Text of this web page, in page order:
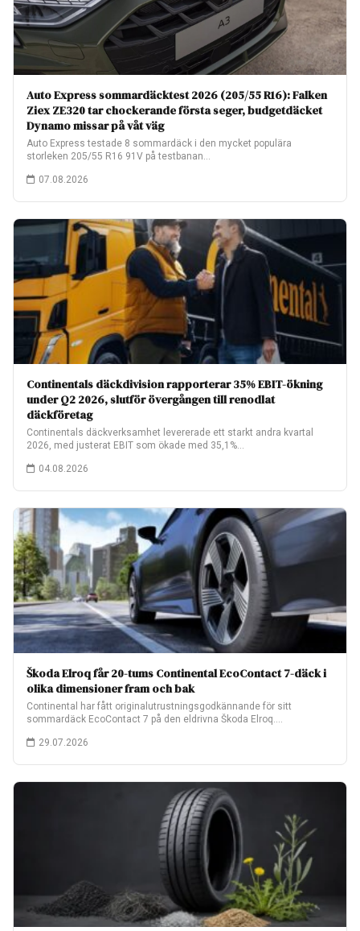
Auto Express sommardäcktest 2026 (205/55 R16): Falken
Ziex ZE320 tar chockerande första seger, budgetdäcket
Dynamo missar på våt väg
Auto Express testade 8 sommardäck i den mycket populära
storleken 205/55 R16 91V på testbanan…
07.08.2026
Continentals däckdivision rapporterar 35% EBIT-ökning
under Q2 2026, slutför övergången till renodlat
däckföretag
Continentals däckverksamhet levererade ett starkt andra kvartal
2026, med justerat EBIT som ökade med 35,1%…
04.08.2026
Škoda Elroq får 20-tums Continental EcoContact 7-däck i
olika dimensioner fram och bak
Continental har fått originalutrustningsgodkännande för sitt
sommardäck EcoContact 7 på den eldrivna Škoda Elroq.
29.07.2026